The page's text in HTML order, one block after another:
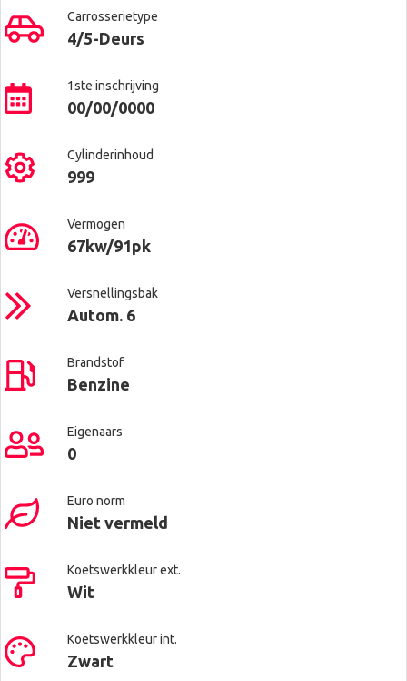
Carrosserietype
4/5-Deurs
1ste inschrijving
00/00/0000
Cylinderinhoud
999
Vermogen
67kw/91pk
Versnellingsbak
Autom. 6
Brandstof
Benzine
Eigenaars
0
Euro norm
Niet vermeld
Koetswerkkleur ext.
Wit
Koetswerkkleur int.
Zwart